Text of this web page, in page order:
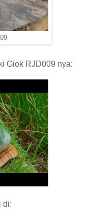
Giok RJD009 nya:
di: